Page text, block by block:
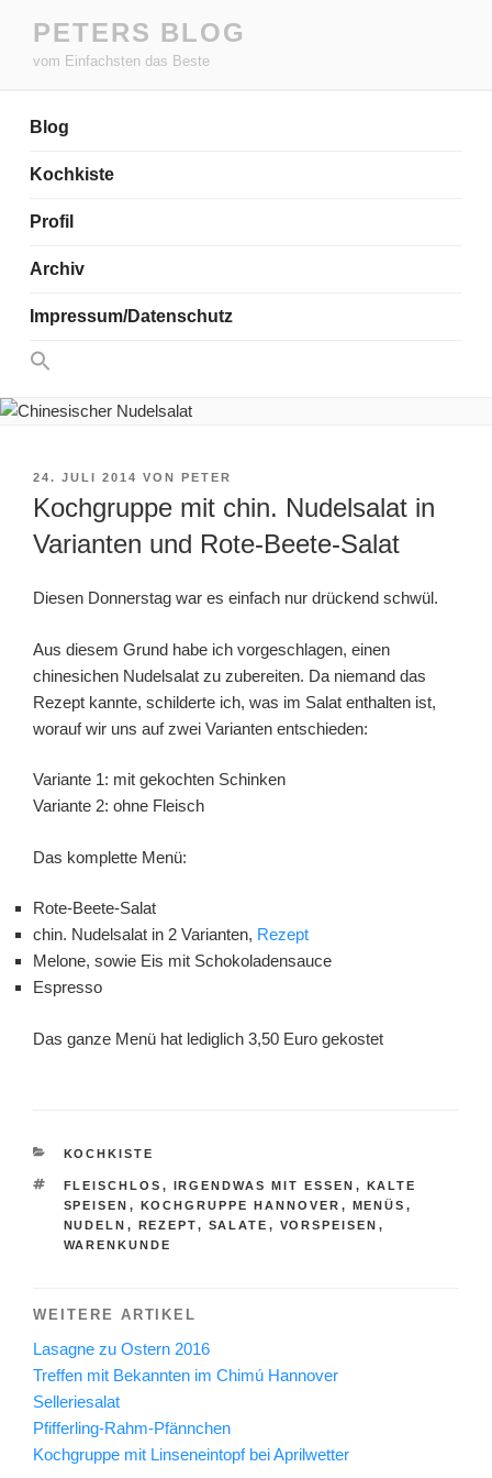
Inhalt
springen
PETERS BLOG
vom Einfachsten das Beste
Blog
Kochkiste
Profil
Archiv
Impressum/Datenschutz
Search
for:
VERÖFFENTLICHT
AM
24. JULI 2014 VON PETER
Kochgruppe mit chin. Nudelsalat in
Varianten und Rote-Beete-Salat
Diesen Donnerstag war es einfach nur drückend schwül.
Aus diesem Grund habe ich vorgeschlagen, einen
chinesichen Nudelsalat zu zubereiten. Da niemand das
Rezept kannte, schilderte ich, was im Salat enthalten ist,
worauf wir uns auf zwei Varianten entschieden:
Variante 1: mit gekochten Schinken
Variante 2: ohne Fleisch
Das komplette Menü:
Rote-Beete-Salat
chin. Nudelsalat in 2 Varianten, Rezept
Melone, sowie Eis mit Schokoladensauce
Espresso
Das ganze Menü hat lediglich 3,50 Euro gekostet
KATEGORIEN
KOCHKISTE
SCHLAGWÖRTER
FLEISCHLOS , IRGENDWAS MIT ESSEN ,
KALTE
SPEISEN , KOCHGRUPPE HANNOVER , MENÜS ,
NUDELN , REZEPT, SALATE , VORSPEISEN ,
WARENKUNDE
WEITERE ARTIKEL
Lasagne zu Ostern 2016
Treffen mit Bekannten im Chimú Hannover
Selleriesalat
Pfifferling-Rahm-Pfännchen
Kochgruppe mit Linseneintopf bei Aprilwetter